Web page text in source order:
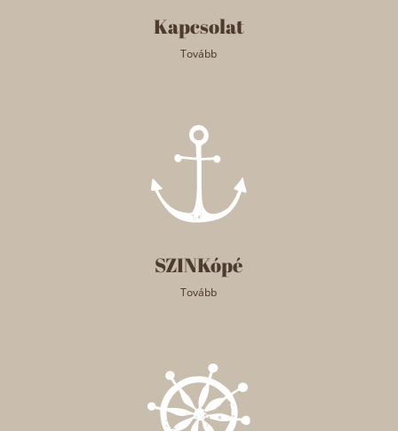
Kapcsolat
Tovább
SZINKópé
Tovább